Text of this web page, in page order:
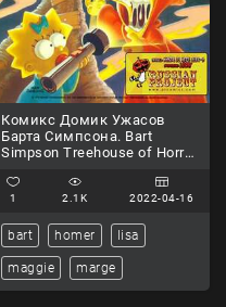
Комикс Домик Ужасов
Барта Симпсона. Bart
Simpson Treehouse of Horror
1 2.1K 2022-04-16
bart homer lisa
maggie marge